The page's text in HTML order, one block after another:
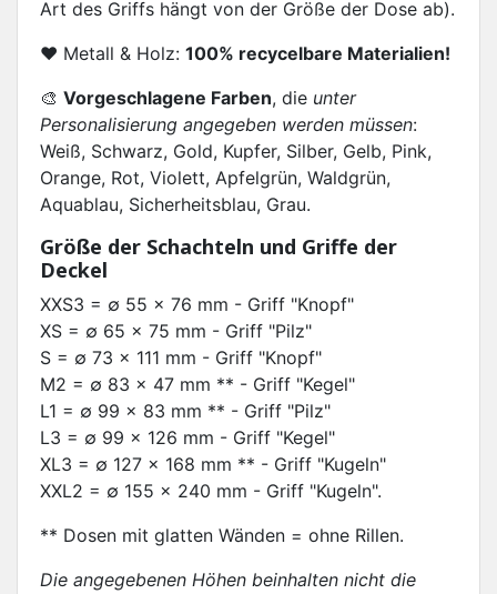
Art des Griffs hängt von der Größe der Dose ab).
❤ Metall & Holz: 100% recycelbare Materialien!
🎨 Vorgeschlagene Farben, die unter
Personalisierung angegeben werden müssen:
Weiß, Schwarz, Gold, Kupfer, Silber, Gelb, Pink,
Orange, Rot, Violett, Apfelgrün, Waldgrün,
Aquablau, Sicherheitsblau, Grau.
Größe der Schachteln und Griffe der
Deckel
XXS3 = ∅ 55 x 76 mm - Griff "Knopf"
XS = ∅ 65 x 75 mm - Griff "Pilz"
S = ∅ 73 x 111 mm - Griff "Knopf"
M2 = ∅ 83 x 47 mm ** - Griff "Kegel"
L1 = ∅ 99 x 83 mm ** - Griff "Pilz"
L3 = ∅ 99 x 126 mm - Griff "Kegel"
XL3 = ∅ 127 x 168 mm ** - Griff "Kugeln"
XXL2 = ∅ 155 x 240 mm - Griff "Kugeln".
** Dosen mit glatten Wänden = ohne Rillen.
Die angegebenen Höhen beinhalten nicht die